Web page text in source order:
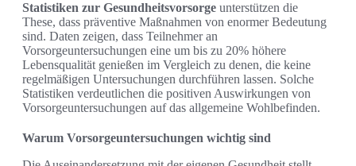
Statistiken zur Gesundheitsvorsorge unterstützen die
These, dass präventive Maßnahmen von enormer Bedeutung
sind. Daten zeigen, dass Teilnehmer an
Vorsorgeuntersuchungen eine um bis zu 20% höhere
Lebensqualität genießen im Vergleich zu denen, die keine
regelmäßigen Untersuchungen durchführen lassen. Solche
Statistiken verdeutlichen die positiven Auswirkungen von
Vorsorgeuntersuchungen auf das allgemeine Wohlbefinden.
Warum Vorsorgeuntersuchungen wichtig sind